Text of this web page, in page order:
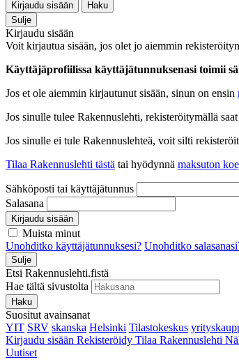
Kirjaudu sisään
Haku
Sulje
Kirjaudu sisään
Voit kirjautua sisään, jos olet jo aiemmin
Käyttäjäprofiilissa käyttäjätunnuksenasi toimii
Jos et ole aiemmin kirjautunut sisään, sinun on ensin
Jos sinulle tulee Rakennuslehti, rekisteröitymällä
Jos sinulle ei tule Rakennuslehteä, voit silti
Tilaa Rakennuslehti tästä tai hyödynnä maksuton
Sähköposti tai käyttäjätunnus
Salasana
Kirjaudu sisään
Muista minut
Unohditko käyttäjätunnuksesi? Unohditko
Sulje
Etsi Rakennuslehti.fistä
Hae tältä sivustolta
Haku
Suositut avainsanat
YIT SRV skanska Helsinki Tilastokeskus
Kirjaudu sisään Rekisteröidy Tilaa Rakennuslehti
Uutiset